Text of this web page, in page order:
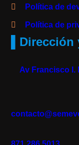
Política de
Política de
Av Francisco I.